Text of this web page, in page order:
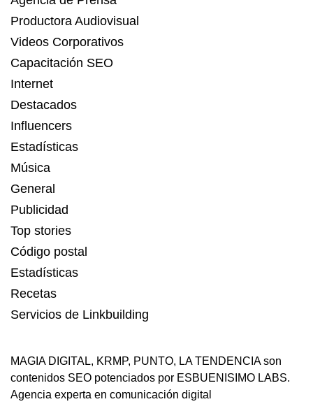
Productora Audiovisual
Videos Corporativos
Capacitación SEO
Internet
Destacados
Influencers
Estadísticas
Música
General
Publicidad
Top stories
Código postal
Estadísticas
Recetas
Servicios de Linkbuilding
MAGIA DIGITAL, KRMP, PUNTO, LA TENDENCIAson
contenidos SEO potenciados por ESBUENISIMO LABS.
Agencia experta en comunicación digital